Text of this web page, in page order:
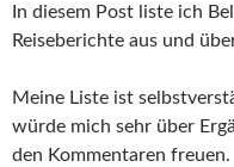
In diesem Post liste ich
Reiseberichte aus und
Meine Liste ist
würde mich sehr über
den Kommentaren freuen.